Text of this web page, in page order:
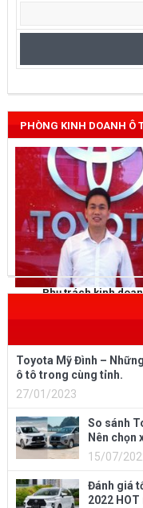
PHÒNG KINH DOANH Ô
Phụ trách kinh
Toyota Mỹ Đình –
ô tô trong cùng tỉnh.
27/01/2023
So sánh
Nên chọn
15/07/
Đánh giá
2022